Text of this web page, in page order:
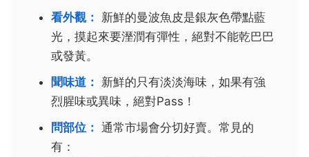
看外觀： 新鮮的曼波魚皮是銀灰色帶點藍
光，摸起來要溼潤有彈性，絕對不能乾巴巴
或發黃。
聞味道： 新鮮的只有淡淡海味，如果有強
烈腥味或異味，絕對Pass！
問部位： 通常市場會分切好賣。常見的
有：